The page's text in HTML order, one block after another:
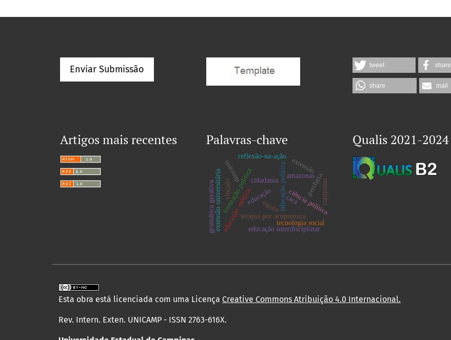
Enviar Submissão tweet share
share mail
Artigos mais recentes Palavras-chave
educação
cidadania educação políticaciência política
formação política
extensão universitária terapia por acupuntura
cará
amazonas
tecnologia social
gramática gerativaeducação médica
extensão
unicamp
vínculo
esgoto
reflexão-na-ação
educação interdisciplinar
campinas
periferia
Qualis 2021-2024
Esta obra está licenciada com uma Licença Creative Commons Atribuição 4.0 Internacional.
Rev. Intern. Exten. UNICAMP - ISSN 2763-616X.